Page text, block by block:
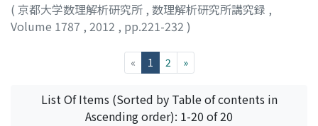
( 京都大学数理解析研究所 , 数理解析研究所講究録 ,
Volume 1787 , 2012 , pp.221-232 )
« 1 (current)
2 »
List Of Items (Sorted by Table of contents in
Ascending order): 1-20 of 20